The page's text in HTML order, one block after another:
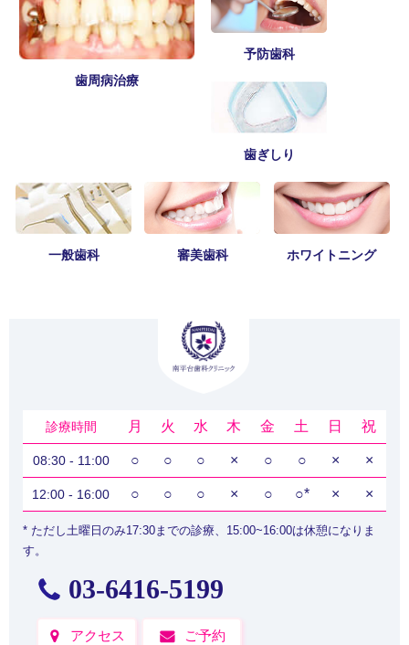
歯周病治療
予防歯科
歯ぎしり
一般歯科 審美歯科 ホワイトニング
診療時間 月 火 水 木 金 土 日 祝
08:30 - 11:00 ○ ○ ○ × ○ ○ × ×
12:00 - 16:00 ○ ○ ○ × ○ ○* × ×
* ただし土曜日のみ17:30までの診療、15:00~16:00は休憩になりま
す。
03-6416-5199
アクセス ご予約